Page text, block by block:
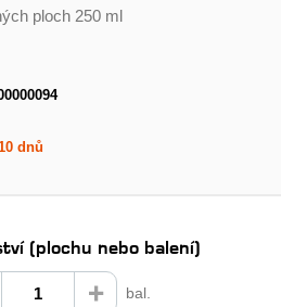
ploch 250 ml
dnů
(plochu nebo balení)
bal.